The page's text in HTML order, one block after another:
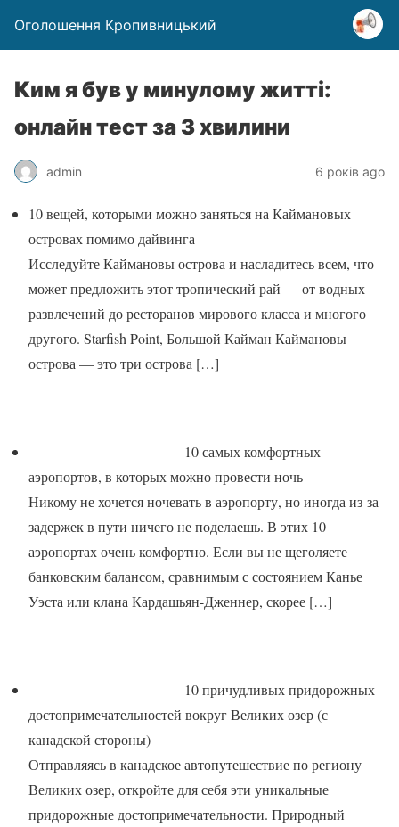
Оголошення Кропивницький
Ким я був у минулому житті:
онлайн тест за 3 хвилини
admin 6 років ago
10 вещей, которыми можно заняться на Каймановых
островах помимо дайвинга
Исследуйте Каймановы острова и насладитесь всем, что
может предложить этот тропический рай — от водных
развлечений до ресторанов мирового класса и многого
другого. Starfish Point, Большой Кайман Каймановы
острова — это три острова […]
10 самых комфортных
аэропортов, в которых можно провести ночь
Никому не хочется ночевать в аэропорту, но иногда из-за
задержек в пути ничего не поделаешь. В этих 10
аэропортах очень комфортно. Если вы не щеголяете
банковским балансом, сравнимым с состоянием Канье
Уэста или клана Кардашьян-Дженнер, скорее […]
10 причудливых придорожных
достопримечательностей вокруг Великих озер (с
канадской стороны)
Отправляясь в канадское автопутешествие по региону
Великих озер, откройте для себя эти уникальные
придорожные достопримечательности. Природный